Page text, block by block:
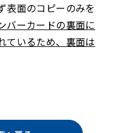
面のコピーのみを
バーカードの裏面に
ているため、裏面は